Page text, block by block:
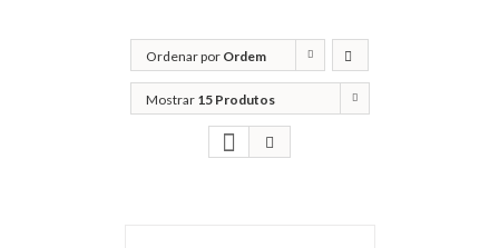
Ordenar por Ordem
predefinida
Mostrar 15 Produtos